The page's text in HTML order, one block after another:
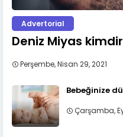
Advertorial
Deniz Miyas
Perşembe, Nisan 29, 2021
Bebeğinize
Çarşamba,